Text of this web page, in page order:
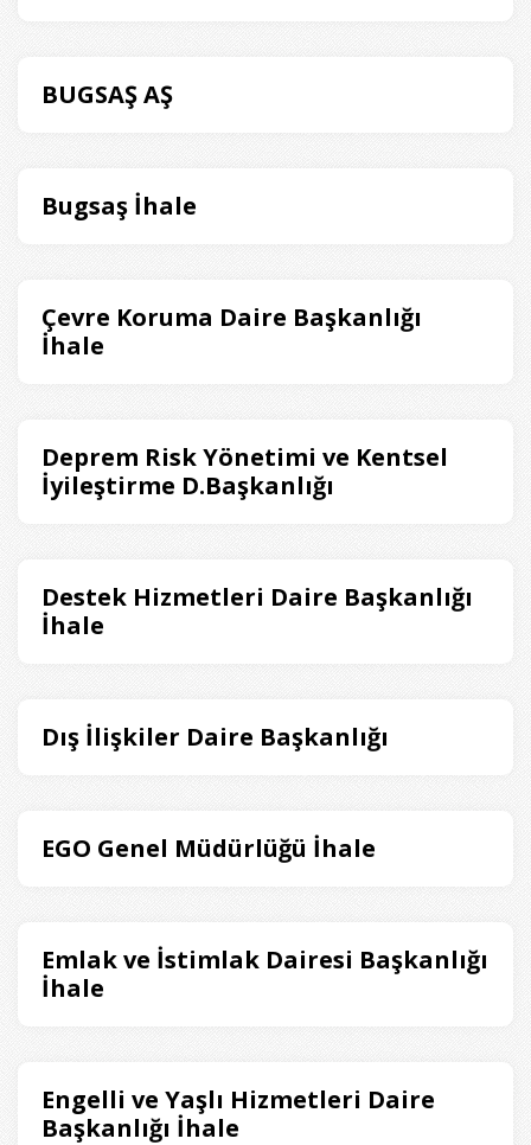
BUGSAŞ AŞ
Bugsaş İhale
Çevre Koruma Daire Başkanlığı
İhale
Deprem Risk Yönetimi ve Kentsel
İyileştirme D.Başkanlığı
Destek Hizmetleri Daire Başkanlığı
İhale
Dış İlişkiler Daire Başkanlığı
EGO Genel Müdürlüğü İhale
Emlak ve İstimlak Dairesi Başkanlığı
İhale
Engelli ve Yaşlı Hizmetleri Daire
Başkanlığı İhale